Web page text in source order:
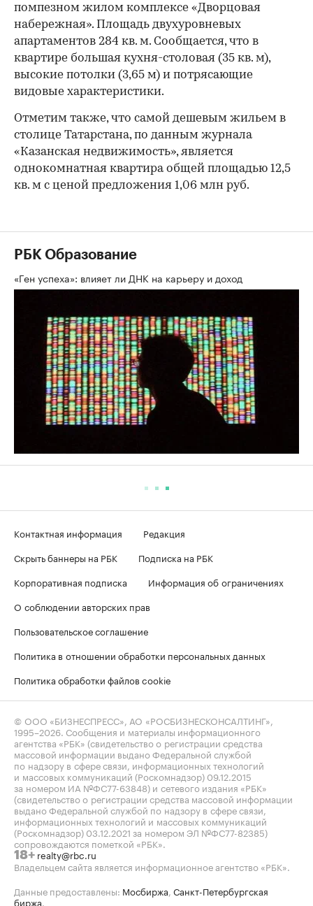
помпезном жилом комплексе «Дворцовая
набережная». Площадь двухуровневых
апартаментов 284 кв. м. Сообщается, что в
квартире большая кухня-столовая (35 кв. м),
высокие потолки (3,65 м) и потрясающие
видовые характеристики.
Отметим также, что самой дешевым жильем в
столице Татарстана, по данным журнала
«Казанская недвижимость», является
однокомнатная квартира общей площадью 12,5
кв. м с ценой предложения 1,06 млн руб.
РБК Образование
«Ген успеха»: влияет ли ДНК на карьеру и доход
Контактная информация
Редакция
Скрыть баннеры на РБК
Подписка на РБК
Корпоративная подписка
Информация об ограничениях
О соблюдении авторских прав
Пользовательское соглашение
Политика в отношении обработки персональных данных
Политика обработки файлов cookie
© ООО «БИЗНЕСПРЕСС», АО «РОСБИЗНЕСКОНСАЛТИНГ»,
1995–2026. Сообщения и материалы информационного
агентства «РБК» (свидетельство о регистрации средства
массовой информации выдано Федеральной службой
по надзору в сфере связи, информационных технологий
и массовых коммуникаций (Роскомнадзор) 09.12.2015
за номером ИА №ФС77-63848) и сетевого издания «РБК»
(свидетельство о регистрации средства массовой информации
выдано Федеральной службой по надзору в сфере связи,
информационных технологий и массовых коммуникаций
(Роскомнадзор) 03.12.2021 за номером ЭЛ №ФС77-82385)
сопровождаются пометкой «РБК».
18+ realty@rbc.ru
Владельцем сайта является информационное агентство «РБК».
Данные предоставлены: Мосбиржа, Санкт-Петербургская
биржа.